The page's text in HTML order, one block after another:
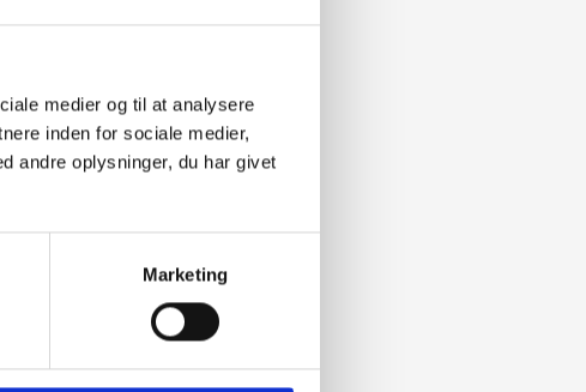
medier og til at analysere
inden for sociale medier,
andre oplysninger, du har givet
Marketing